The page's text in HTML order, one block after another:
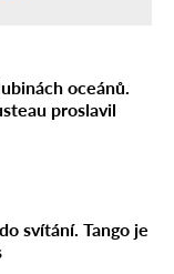
oceánů.
proslavil
svítání. Tango je